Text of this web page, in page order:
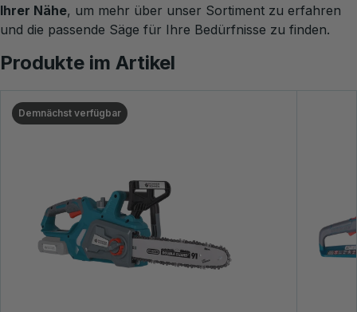
Ihrer Nähe, um mehr über unser Sortiment zu erfahren
und die passende Säge für Ihre Bedürfnisse zu finden.
Produkte im Artikel
Demnächst verfügbar